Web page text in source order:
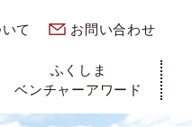
て お問い合わせ
ふくしま
ベンチャーアワード